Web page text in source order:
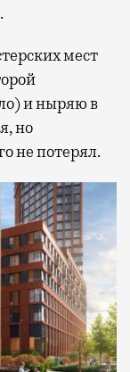
мест
и ныряю в
но
не потерял.